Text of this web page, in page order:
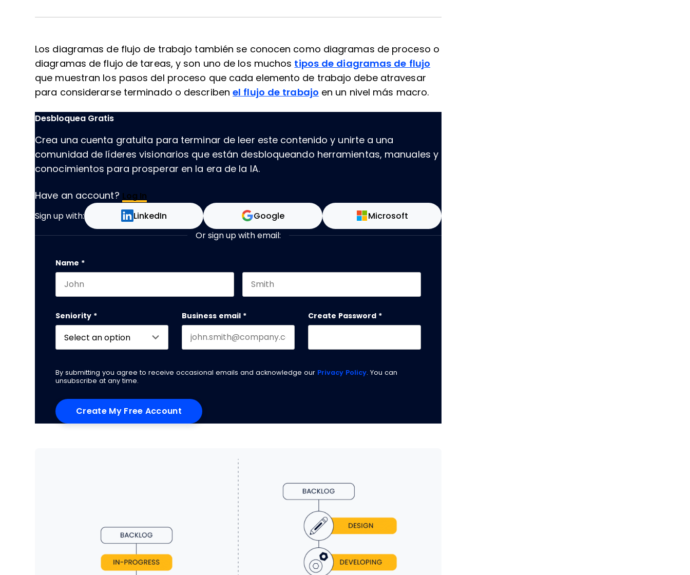
Los diagramas de flujo de trabajo también se conocen como diagramas de proceso o
diagramas de flujo de tareas, y son uno de los muchos tipos de diagramas de flujo
que muestran los pasos del proceso que cada elemento de trabajo debe atravesar
para considerarse terminado o describenel flujo de trabajo en un nivel más macro.
Desbloquea Gratis
Crea una cuenta gratuita para terminar de leer este contenido y unirte a una
comunidad de líderes visionarios que están desbloqueando herramientas, manuales y
conocimientos para prosperar en la era de la IA.
Have an account? Log In
Sign up with: LinkedIn Google Microsoft
Or sign up with email:
Instagram
Name *
Seniority * Business email * Create Password *
By submitting you agree to receive occasional emails and acknowledge our Privacy Policy . You can
unsubscribe at any time.